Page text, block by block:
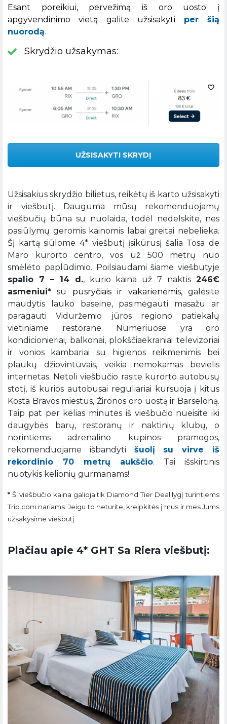
Esant poreikiui, pervežimą iš oro uosto į
apgyvendinimo vietą galite užsisakyti per šią
nuorodą.
Skrydžio užsakymas:
UŽSISAKYTI SKRYDĮ
Užsisakius skrydžio bilietus, reikėtų iš karto užsisakyti
ir viešbutį. Dauguma mūsų rekomenduojamų
viešbučių būna su nuolaida, todėl nedelskite, nes
pasiūlymų geromis kainomis labai greitai nebelieka.
Šį kartą siūlome 4* viešbutį įsikūrusį šalia Tosa de
Maro kurorto centro, vos už 500 metrų nuo
smėlėto paplūdimio. Poilsiaudami šiame viešbutyje
spalio 7 – 14 d., kurio kaina už 7 naktis246€
asmeniui* su pusryčiais ir vakarienėmis,galėsite
maudytis lauko baseine, pasimėgauti masažu ar
paragauti Viduržemio jūros regiono patiekalų
vietiniame restorane. Numeriuose yra oro
kondicionieriai, balkonai, plokščiaekraniai televizoriai
ir vonios kambariai su higienos reikmenimis bei
plaukų džiovintuvais, veikia nemokamas bevielis
internetas. Netoli viešbučio rasite kurorto autobusų
stotį, iš kurios autobusai reguliariai kursuoja į kitus
Kosta Bravos miestus, Žironos oro uostą ir Barseloną.
Taip pat per kelias minutes iš viešbučio nueisite iki
daugybės barų, restoranų ir naktinių klubų, o
norintiems adrenalino kupinos pramogos,
rekomenduojame išbandyti šuolį su virve iš
rekordinio 70 metrų aukščio. Tai išskirtinis
nuotykis kelionių gurmanams!
* Ši viešbučio kaina galioja tik Diamond Tier Deal lygį turintiems
Trip.com nariams. Jeigu to neturite, kreipkitės į mus ir mes Jums
užsakysime viešbutį.
Plačiau apie 4* GHT Sa Riera viešbutį: